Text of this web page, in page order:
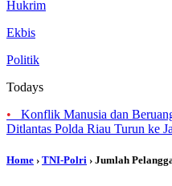
Hukrim
Ekbis
Politik
Todays
•
Konflik Manusia dan
Ditlantas Polda Riau Turun ke
Home › TNI-Polri › Jumlah